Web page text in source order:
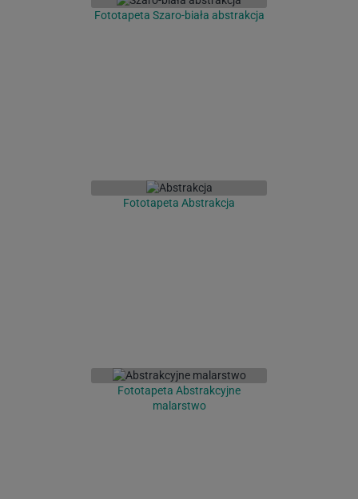
Fototapeta Szaro-biała abstrakcja
Fototapeta Abstrakcja
Fototapeta Abstrakcyjne
malarstwo